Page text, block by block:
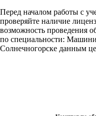
Перед началом работы с
проверяйте наличие
возможность проведения
по специальности:
Солнечногорске данным